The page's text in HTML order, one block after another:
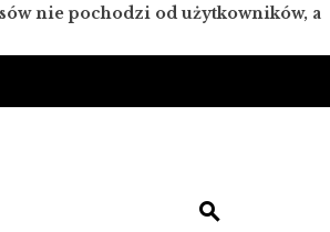
nie pochodzi od użytkowników, a